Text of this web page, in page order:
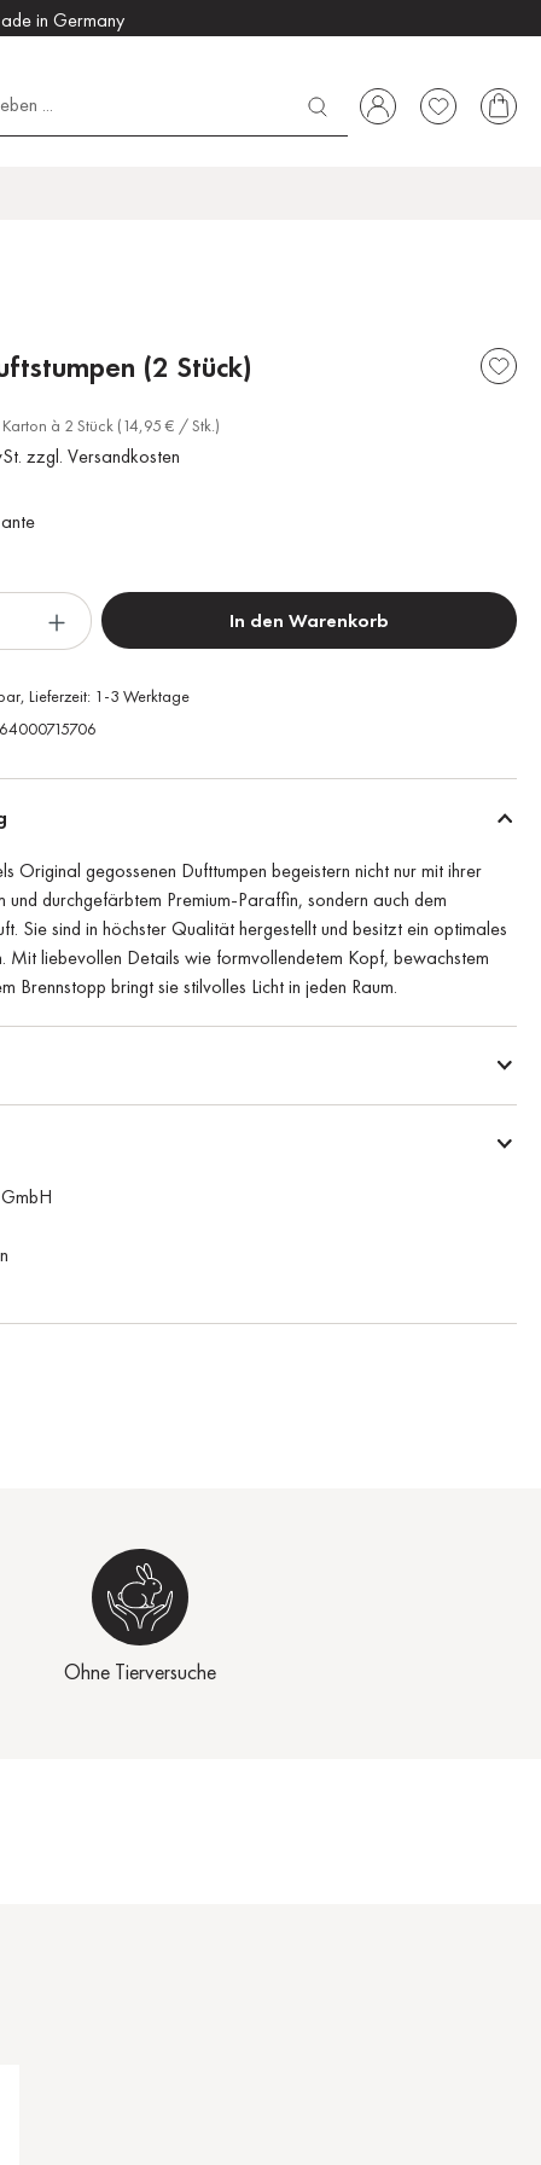
in Germany
(2 Stück)
Karton à 2 Stück (14,95 € / Stk.)
zzgl. Versandkosten
In den Warenkorb
Lieferzeit: 1-3 Werktage
64000715706
Original gegossenen Dufttumpen begeistern nicht nur mit ihrer
und durchgefärbtem Premium-Paraffin, sondern auch dem
Sie sind in höchster Qualität hergestellt und besitzt ein optimales
Mit liebevollen Details wie formvollendetem Kopf, bewachstem
Brennstopp bringt sie stilvolles Licht in jeden Raum.
Ohne Tierversuche